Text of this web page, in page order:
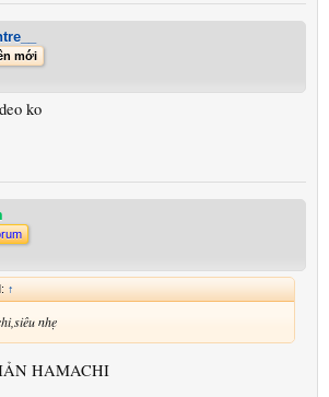
mới
ko
↑
nhẹ
HAMACHI